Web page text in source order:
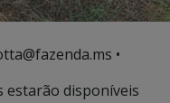
•
estarão disponíveis